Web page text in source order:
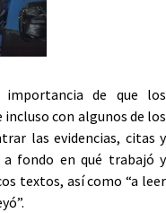
de que los
incluso con algunos de los
las evidencias, citas y
fondo en qué trabajó y
textos, así como “a leer